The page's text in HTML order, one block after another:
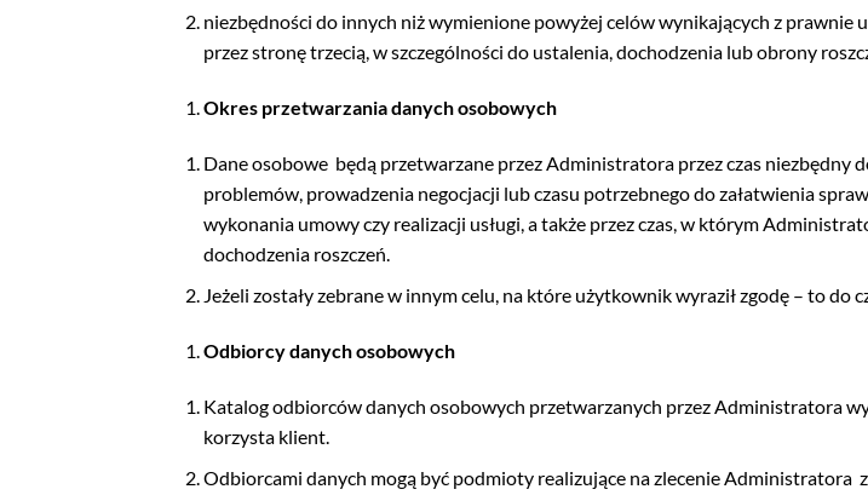
niezbędności do innych niż wymienione powyżej celów wynikających z
przez stronę trzecią, w szczególności do ustalenia, dochodzenia lub obrony
Okres przetwarzania danych osobowych
Dane osobowe będą przetwarzane przez Administratora przez czas niezbędny
problemów, prowadzenia negocjacji lub czasu potrzebnego do załatwienia
wykonania umowy czy realizacji usługi, a także przez czas, w którym
dochodzenia roszczeń.
Jeżeli zostały zebrane w innym celu, na które użytkownik wyraził zgodę – to do
Odbiorcy danych osobowych
Katalog odbiorców danych osobowych przetwarzanych przez Administratora
korzysta klient.
Odbiorcami danych mogą być podmioty realizujące na zlecenie Administratora